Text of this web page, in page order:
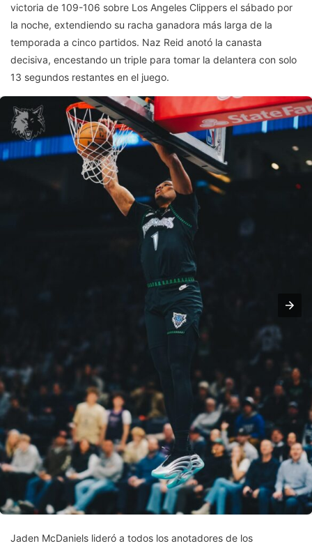
victoria de 109-106 sobre Los Angeles Clippers el sábado por
la noche, extendiendo su racha ganadora más larga de la
temporada a cinco partidos. Naz Reid anotó la canasta
decisiva, encestando un triple para tomar la delantera con solo
13 segundos restantes en el juego.
Jaden McDaniels lideró a todos los anotadores de los